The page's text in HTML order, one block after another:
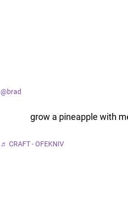
@brad
grow a pineapple with
♬ CRAFT - OFEKNIV